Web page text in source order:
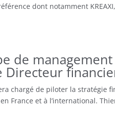
dont notamment
de management
Directeur
chargé de piloter la stratégie
France et à l’international.